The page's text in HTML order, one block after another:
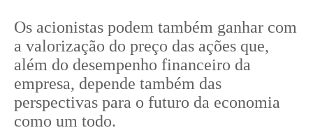
Os acionistas podem também ganhar com
a valorização do preço das ações que,
além do desempenho financeiro da
empresa, depende também das
perspectivas para o futuro da economia
como um todo.